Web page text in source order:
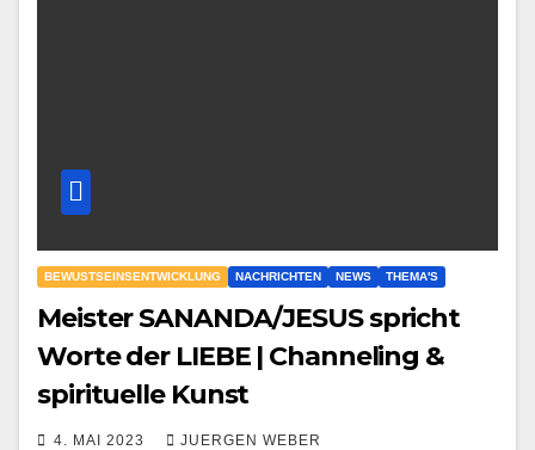
BEWUSTSEINSENTWICKLUNG NACHRICHTEN NEWS THEMA'S
Meister SANANDA/JESUS spricht
Worte der LIEBE | Channeling &
spirituelle Kunst
4. MAI 2023 JUERGEN WEBER